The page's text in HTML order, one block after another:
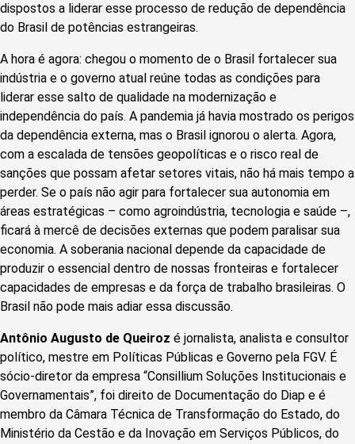
dispostos a liderar esse processo de redução de dependência
do Brasil de potências estrangeiras.
A hora é agora: chegou o momento de o Brasil fortalecer sua
indústria e o governo atual reúne todas as condições para
liderar esse salto de qualidade na modernização e
independência do país. A pandemia já havia mostrado os perigos
da dependência externa, mas o Brasil ignorou o alerta. Agora,
com a escalada de tensões geopolíticas e o risco real de
sanções que possam afetar setores vitais, não há mais tempo a
perder. Se o país não agir para fortalecer sua autonomia em
áreas estratégicas – como agroindústria, tecnologia e saúde –,
ficará à mercê de decisões externas que podem paralisar sua
economia. A soberania nacional depende da capacidade de
produzir o essencial dentro de nossas fronteiras e fortalecer
capacidades de empresas e da força de trabalho brasileiras. O
Brasil não pode mais adiar essa discussão.
Antônio Augusto de Queiroz é jornalista, analista e consultor
político, mestre em Políticas Públicas e Governo pela FGV. É
sócio-diretor da empresa “Consillium Soluções Institucionais e
Governamentais”, foi direito de Documentação do Diap e é
membro da Câmara Técnica de Transformação do Estado, do
Ministério da Cestão e da Inovação em Serviços Públicos, do